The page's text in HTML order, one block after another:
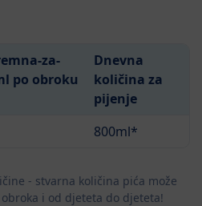
za-
po obroku
Dnevna
količina za
pijenje
800ml*
- stvarna količina pića može
i od djeteta do djeteta!